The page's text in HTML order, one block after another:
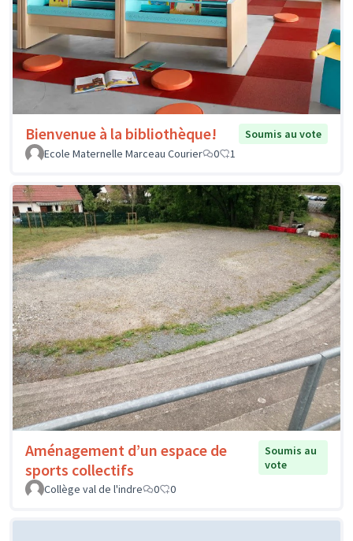
Bienvenue à la bibliothèque!
Soumis au vote
Ecole Maternelle Marceau Courier
0 1
Aménagement d’un espace de
sports collectifs
Soumis au
vote
Collège val de l'indre
0 0